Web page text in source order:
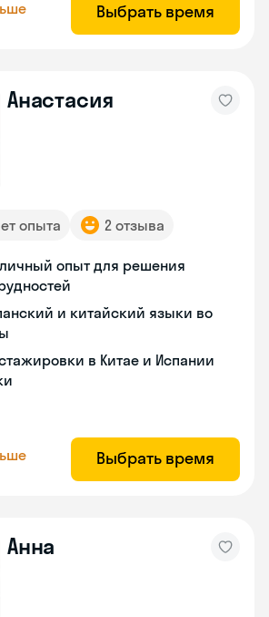
Выбрать время
Анастасия
опыта 2 отзыва
личный опыт для решения
и китайский языки во
в Китае и Испании
Выбрать время
Анна